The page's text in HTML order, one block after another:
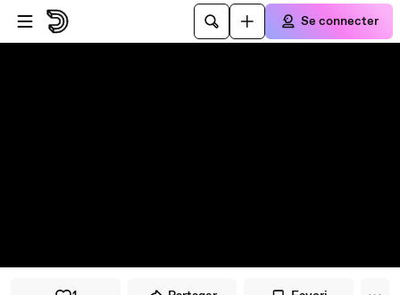
Passer au player
Passer au contenu principal
Se connecter